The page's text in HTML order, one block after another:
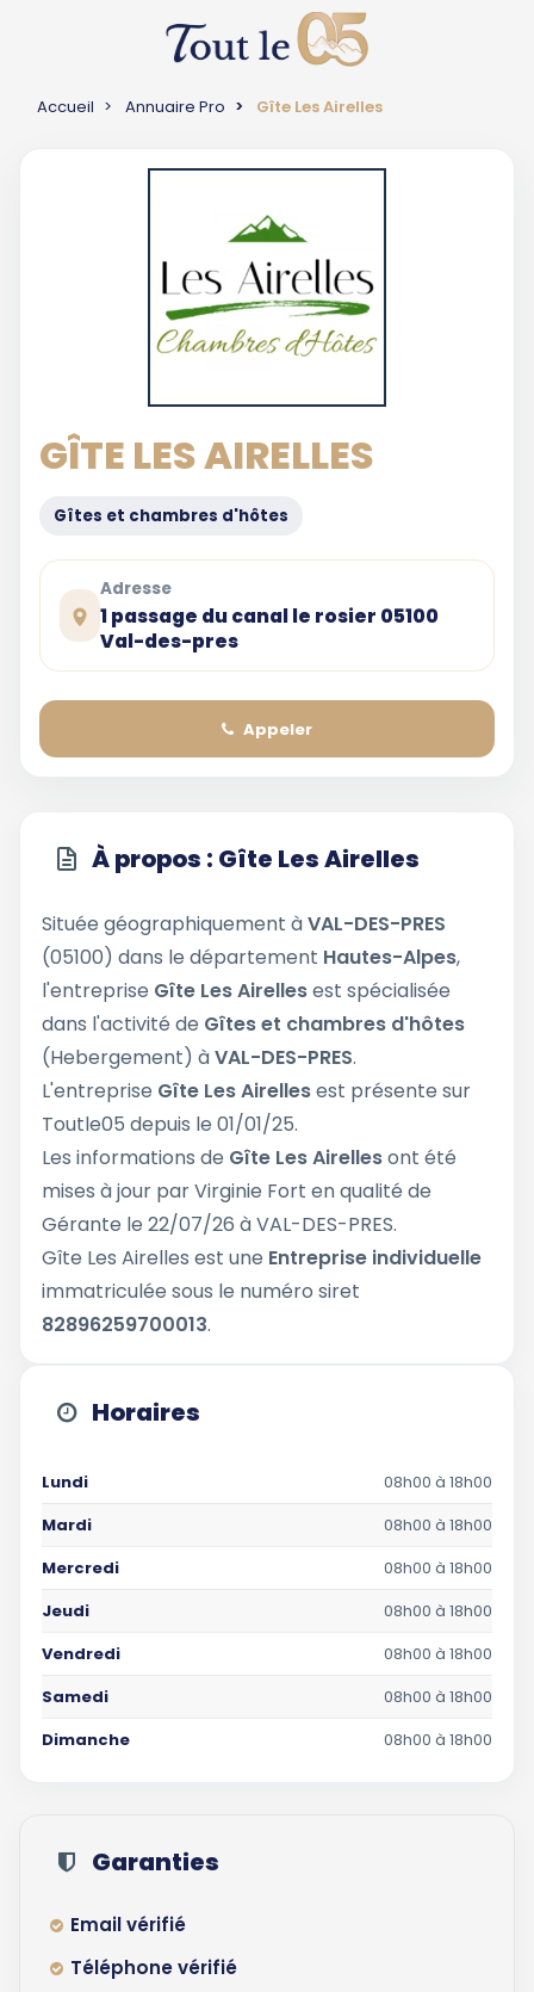
Accueil Annuaire Pro Gîte Les Airelles
GÎTE LES AIRELLES
Gîtes et chambres d'hôtes
Adresse
1 passage du canal le rosier 05100
Val-des-pres
Appeler
À propos : Gîte Les Airelles
Située géographiquement àVAL-DES-PRES
(05100) dans le département Hautes-Alpes,
l'entreprise Gîte Les Airellesest spécialisée
dans l'activité de Gîtes et chambres d'hôtes
(Hebergement) àVAL-DES-PRES.
L'entreprise Gîte Les Airellesest présente sur
Toutle05 depuis le 01/01/25.
Les informations de Gîte Les Airellesont été
mises à jour par Virginie Fort en qualité de
Gérante le 22/07/26 à VAL-DES-PRES.
Gîte Les Airelles est une Entreprise individuelle
immatriculée sous le numéro siret
82896259700013.
Horaires
Lundi
08h00 à 18h00
Mardi
08h00 à 18h00
Mercredi
08h00 à 18h00
Jeudi
08h00 à 18h00
Vendredi
08h00 à 18h00
Samedi
08h00 à 18h00
Dimanche
08h00 à 18h00
Garanties
Email vérifié
Téléphone vérifié